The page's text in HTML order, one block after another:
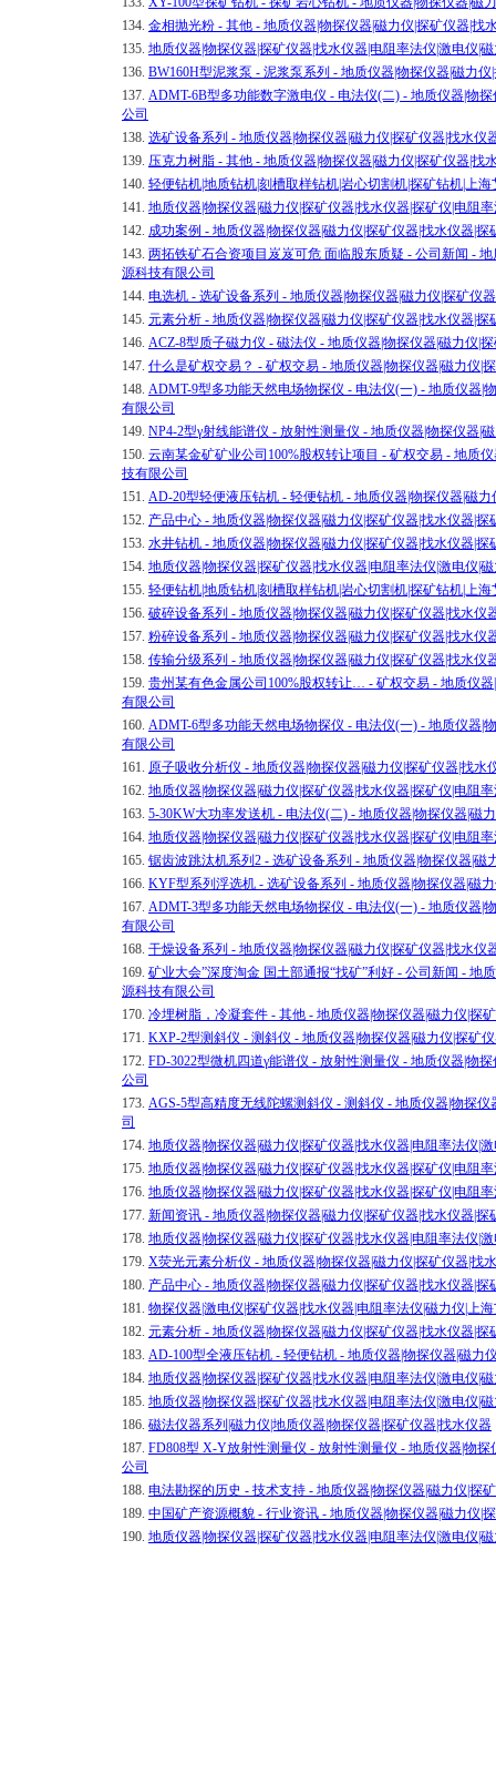
134. 金相抛光粉 - 其他 - 地质仪器|物探仪器|磁力仪|探矿仪器|
135. 地质仪器|物探仪器|探矿仪器|找水仪器|电阻率法仪|激电仪|
136. BW160H型泥浆泵 - 泥浆泵系列 - 地质仪器|物探仪器|磁力
137. ADMT-6B型多功能数字激电仪 - 电法仪(二) - 地质仪器|物
公司
138. 选矿设备系列 - 地质仪器|物探仪器|磁力仪|探矿仪器|找水
139. 压克力树脂 - 其他 - 地质仪器|物探仪器|磁力仪|探矿仪器|
140. 轻便钻机|地质钻机|刻槽取样钻机|岩心切割机|探矿钻机|上
141. 地质仪器|物探仪器|磁力仪|探矿仪器|找水仪器|探矿仪|电阻
142. 成功案例 - 地质仪器|物探仪器|磁力仪|探矿仪器|找水仪器|
143. 两拓铁矿石合资项目岌岌可危 面临股东质疑 - 公司新闻 -
源科技有限公司
144. 电选机 - 选矿设备系列 - 地质仪器|物探仪器|磁力仪|探矿仪
145. 元素分析 - 地质仪器|物探仪器|磁力仪|探矿仪器|找水仪器|
146. ACZ-8型质子磁力仪 - 磁法仪 - 地质仪器|物探仪器|磁力仪|
147. 什么是矿权交易？ - 矿权交易 - 地质仪器|物探仪器|磁力仪|
148. ADMT-9型多功能天然电场物探仪 - 电法仪(一) - 地质仪器|
有限公司
149. NP4-2型γ射线能谱仪 - 放射性测量仪 - 地质仪器|物探仪器|
150. 云南某金矿矿业公司100%股权转让项目 - 矿权交易 - 地质
技有限公司
151. AD-20型轻便液压钻机 - 轻便钻机 - 地质仪器|物探仪器|磁
152. 产品中心 - 地质仪器|物探仪器|磁力仪|探矿仪器|找水仪器|
153. 水井钻机 - 地质仪器|物探仪器|磁力仪|探矿仪器|找水仪器|
154. 地质仪器|物探仪器|探矿仪器|找水仪器|电阻率法仪|激电仪|
155. 轻便钻机|地质钻机|刻槽取样钻机|岩心切割机|探矿钻机|上
156. 破碎设备系列 - 地质仪器|物探仪器|磁力仪|探矿仪器|找水
157. 粉碎设备系列 - 地质仪器|物探仪器|磁力仪|探矿仪器|找水
158. 传输分级系列 - 地质仪器|物探仪器|磁力仪|探矿仪器|找水
159. 贵州某有色金属公司100%股权转让… - 矿权交易 - 地质仪
有限公司
160. ADMT-6型多功能天然电场物探仪 - 电法仪(一) - 地质仪器|
有限公司
161. 原子吸收分析仪 - 地质仪器|物探仪器|磁力仪|探矿仪器|找
162. 地质仪器|物探仪器|磁力仪|探矿仪器|找水仪器|探矿仪|电阻
163. 5-30KW大功率发送机 - 电法仪(二) - 地质仪器|物探仪器|磁
164. 地质仪器|物探仪器|磁力仪|探矿仪器|找水仪器|探矿仪|电阻
165. 锯齿波跳汰机系列2 - 选矿设备系列 - 地质仪器|物探仪器|
166. KYF型系列浮选机 - 选矿设备系列 - 地质仪器|物探仪器|磁
167. ADMT-3型多功能天然电场物探仪 - 电法仪(一) - 地质仪器|
有限公司
168. 干燥设备系列 - 地质仪器|物探仪器|磁力仪|探矿仪器|找水
169. 矿业大会”深度淘金 国土部通报“找矿”利好 - 公司新闻 - 地
源科技有限公司
170. 冷埋树脂，冷凝套件 - 其他 - 地质仪器|物探仪器|磁力仪|探
171. KXP-2型测斜仪 - 测斜仪 - 地质仪器|物探仪器|磁力仪|探矿
172. FD-3022型微机四道γ能谱仪 - 放射性测量仪 - 地质仪器|物
公司
173. AGS-5型高精度无线陀螺测斜仪 - 测斜仪 - 地质仪器|物探
司
174. 地质仪器|物探仪器|磁力仪|探矿仪器|找水仪器|电阻率法仪|
175. 地质仪器|物探仪器|磁力仪|探矿仪器|找水仪器|探矿仪|电阻
176. 地质仪器|物探仪器|磁力仪|探矿仪器|找水仪器|探矿仪|电阻
177. 新闻资讯 - 地质仪器|物探仪器|磁力仪|探矿仪器|找水仪器|
178. 地质仪器|物探仪器|磁力仪|探矿仪器|找水仪器|电阻率法仪|
179. X荧光元素分析仪 - 地质仪器|物探仪器|磁力仪|探矿仪器|找
180. 产品中心 - 地质仪器|物探仪器|磁力仪|探矿仪器|找水仪器|
181. 物探仪器|激电仪|探矿仪器|找水仪器|电阻率法仪|磁力仪|上
182. 元素分析 - 地质仪器|物探仪器|磁力仪|探矿仪器|找水仪器|
183. AD-100型全液压钻机 - 轻便钻机 - 地质仪器|物探仪器|磁力
184. 地质仪器|物探仪器|探矿仪器|找水仪器|电阻率法仪|激电仪|
185. 地质仪器|物探仪器|探矿仪器|找水仪器|电阻率法仪|激电仪|
186. 磁法仪器系列|磁力仪|地质仪器|物探仪器|探矿仪器|找水仪器
187. FD808型 X-Y放射性测量仪 - 放射性测量仪 - 地质仪器|物
公司
188. 电法勘探的历史 - 技术支持 - 地质仪器|物探仪器|磁力仪|探
189. 中国矿产资源概貌 - 行业资讯 - 地质仪器|物探仪器|磁力仪|
190. 地质仪器|物探仪器|探矿仪器|找水仪器|电阻率法仪|激电仪|